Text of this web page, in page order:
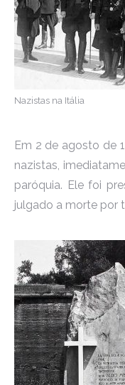
Nazistas na Itália
Em 2 de agosto de
nazistas,
paróquia. Ele foi
julgado a morte por